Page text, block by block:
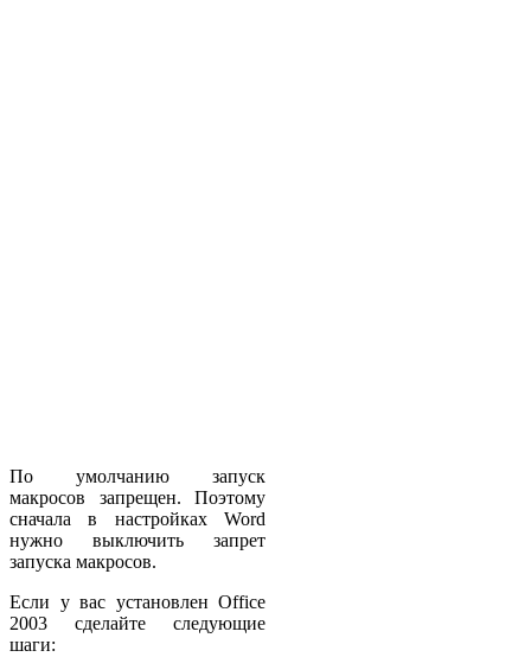
По умолчанию запуск
макросов запрещен. Поэтому
сначала в настройках Word
нужно выключить запрет
запуска макросов.
Если у вас установлен Office
2003 сделайте следующие
шаги: